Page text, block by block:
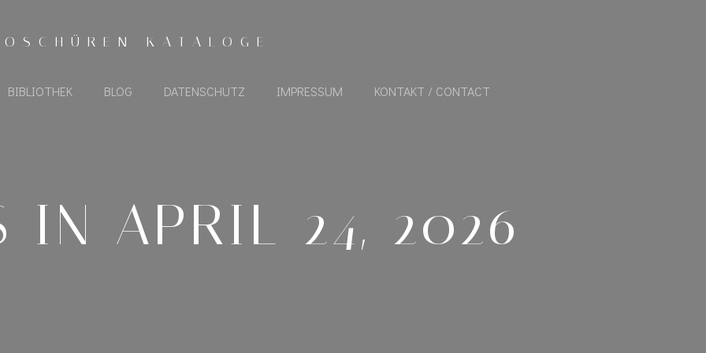
KATALOGE
BIBLIOTHEK BLOG DATENSCHUTZ IMPRESSUM KONTAKT / CONTACT
IN APRIL 24, 2026